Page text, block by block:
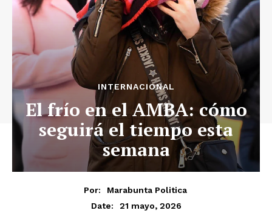
INTERNACIONAL
El frío en el AMBA: cómo
seguirá el tiempo esta
semana
Por:
Marabunta Politica
Date:
21 mayo, 2026